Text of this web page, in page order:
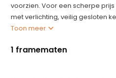
voorzien. Voor een scherpe
met verlichting, veilig gesloten
Toon meer
1 framematen